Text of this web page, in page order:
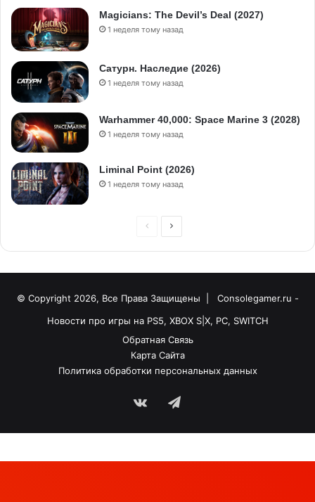
Magicians: The Devil’s Deal (2027)
1 неделя тому назад
Сатурн. Наследие (2026)
1 неделя тому назад
Warhammer 40,000: Space Marine 3 (2028)
1 неделя тому назад
Liminal Point (2026)
1 неделя тому назад
© Copyright 2026, Все Права Защищены |
Consolegamer.ru -
Новости про игры на PS5, XBOX S|X, PC, SWITCH
Обратная Связь
Карта Сайта
Политика обработки персональных данных